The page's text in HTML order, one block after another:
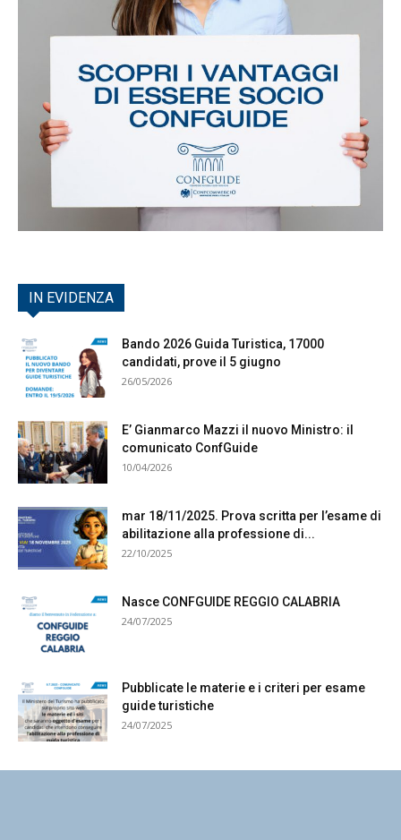
IN EVIDENZA
Bando 2026 Guida Turistica, 17000
candidati, prove il 5 giugno
26/05/2026
E’ Gianmarco Mazzi il nuovo Ministro: il
comunicato ConfGuide
10/04/2026
mar 18/11/2025. Prova scritta per l’esame di
abilitazione alla professione di...
22/10/2025
Nasce CONFGUIDE REGGIO CALABRIA
24/07/2025
Pubblicate le materie e i criteri per esame
guide turistiche
24/07/2025